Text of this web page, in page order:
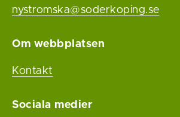
nystromska@soderkoping.se
Om webbplatsen
Kontakt
Sociala medier